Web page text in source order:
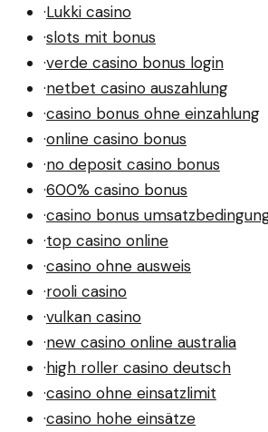
·Lukki casino
·slots mit bonus
·verde casino bonus login
·netbet casino auszahlung
·casino bonus ohne einzahlung
·online casino bonus
·no deposit casino bonus
·600% casino bonus
·casino bonus
·top casino online
·casino ohne ausweis
·rooli casino
·vulkan casino
·new casino online australia
·high roller casino deutsch
·casino ohne einsatzlimit
·casino hohe einsätze